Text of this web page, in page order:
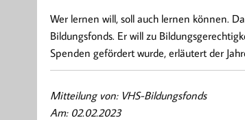
Wer lernen will, soll auch lernen können.
Bildungsfonds. Er will zu
Spenden gefördert wurde, erläutert der
Mitteilung von: VHS-Bildungsfonds
Am: 02.02.2023